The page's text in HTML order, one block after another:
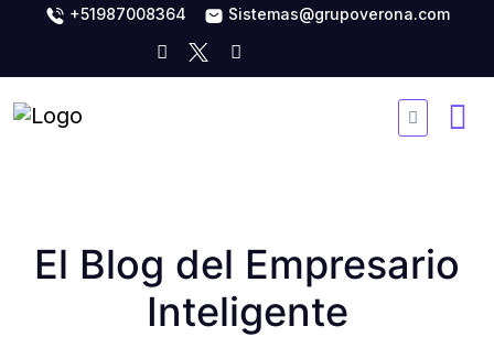
+51987008364 Sistemas@grupoverona.com
El Blog del Empresario
Inteligente